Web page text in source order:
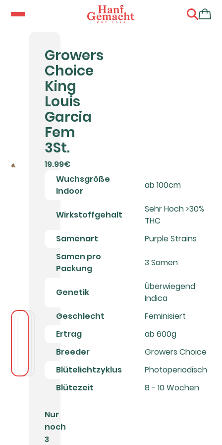
Growers
Choice
King
Louis
Garcia
Fem
3St.
19.99€
Wuchsgröße
Indoor
ab 100cm
Wirkstoffgehalt
Sehr Hoch >30%
THC
Samenart
Purple Strains
Samen pro
Packung
3 Samen
Genetik
Überwiegend
Indica
Geschlecht
Feminisiert
Ertrag
ab 600g
Breeder
Growers Choice
Blütelichtzyklus
Photoperiodisch
Blütezeit
8 - 10 Wochen
Nur
noch
3